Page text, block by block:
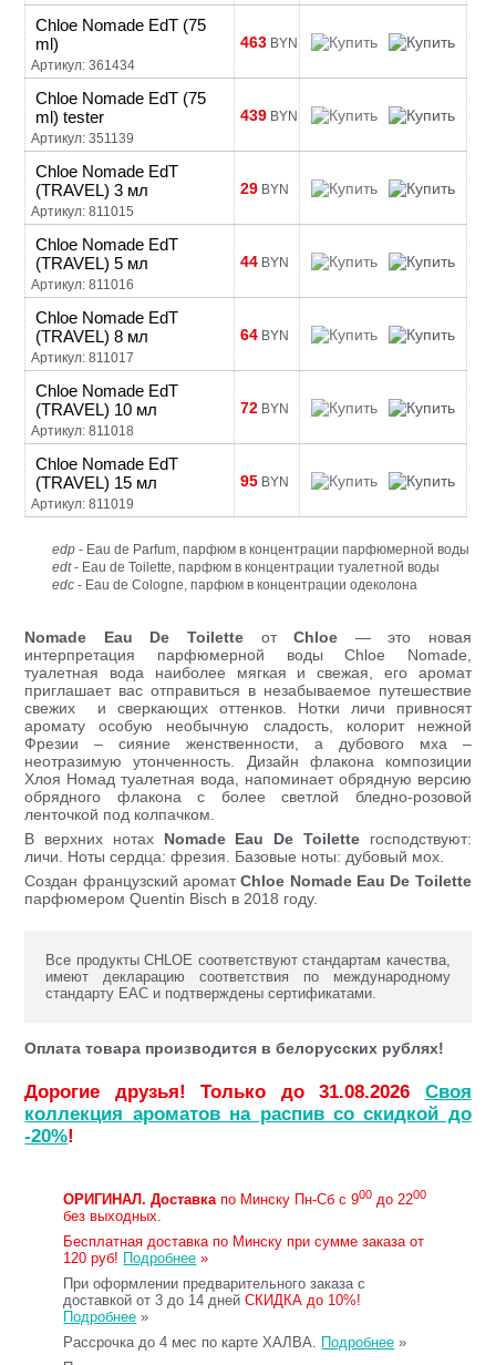
Chloe Nomade EdT (75
ml)
Артикул: 361434
463 BYN
Chloe Nomade EdT (75
ml) tester
Артикул: 351139
439 BYN
Chloe Nomade EdT
(TRAVEL) 3 мл
Артикул: 811015
29 BYN
Chloe Nomade EdT
(TRAVEL) 5 мл
Артикул: 811016
44 BYN
Chloe Nomade EdT
(TRAVEL) 8 мл
Артикул: 811017
64 BYN
Chloe Nomade EdT
(TRAVEL) 10 мл
Артикул: 811018
72 BYN
Chloe Nomade EdT
(TRAVEL) 15 мл
Артикул: 811019
95 BYN
edp - Eau de Parfum, парфюм в концентрации парфюмерной воды
edt- Eau de Toilette, парфюм в концентрации туалетной воды
edc - Eau de Cologne, парфюм в концентрации одеколона
Nomade Eau De ToiletteотChloe — это новая
интерпретация парфюмерной воды Chloe Nomade,
туалетная вода наиболее мягкая и свежая, его аромат
приглашает вас отправиться в незабываемое путешествие
свежих и сверкающих оттенков. Нотки личи привносят
аромату особую необычную сладость, колорит нежной
Фрезии – сияние женственности, а дубового мха –
неотразимую утонченность. Дизайн флакона композиции
Хлоя Номад туалетная вода, напоминает обрядную версию
обрядного флакона с более светлой бледно-розовой
ленточкой под колпачком.
В верхних нотах Nomade Eau De Toiletteгосподствуют:
личи. Ноты сердца: фрезия. Базовые ноты: дубовый мох.
Создан французский ароматChloe Nomade Eau De Toilette
парфюмером Quentin Bisch в 2018 году.
Все продукты CHLOE соответствуют стандартам качества,
имеют декларацию соответствия по международному
стандарту ЕАС и подтверждены сертификатами.
Оплата товара производится в белорусских рублях!
Дорогие друзья! Только до 31.08.2026 Своя
коллекция ароматов на распив со скидкой до
-20%!
ОРИГИНАЛ. Доставкапо Минску Пн-Сб с 900 до 2200
без выходных.
Бесплатная доставка по Минску при сумме заказа от
120 руб! Подробнее »
При оформлении предварительного заказа с
доставкой от 3 до 14 днейСКИДКА до 10%!
Подробнее »
Рассрочка до 4 мес по карте ХАЛВА. Подробнее »